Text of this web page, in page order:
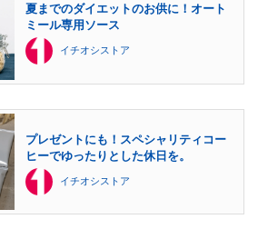
夏までのダイエットのお供に！オート
ミール専用ソース
イチオシストア
プレゼントにも！スペシャリティコー
ヒーでゆったりとした休日を。
イチオシストア